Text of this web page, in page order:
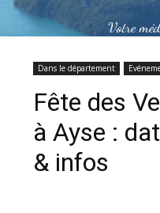
Votre
Dans le département
Fête des
à Ayse :
& infos